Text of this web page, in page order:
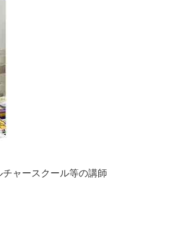
チャースクール等の講師